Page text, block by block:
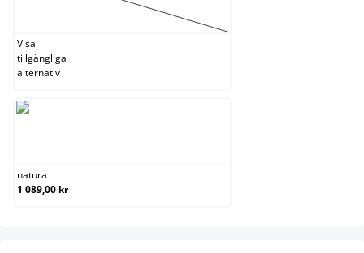
grå
(Det här alternativet är för närvarande inte
Visa
tillgängliga
alternativ
natura
1 089,00 kr